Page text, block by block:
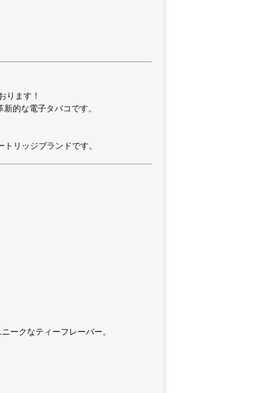
ります！
的な電子タバコです。
リッジブランドです。
ークなティーフレーバー。